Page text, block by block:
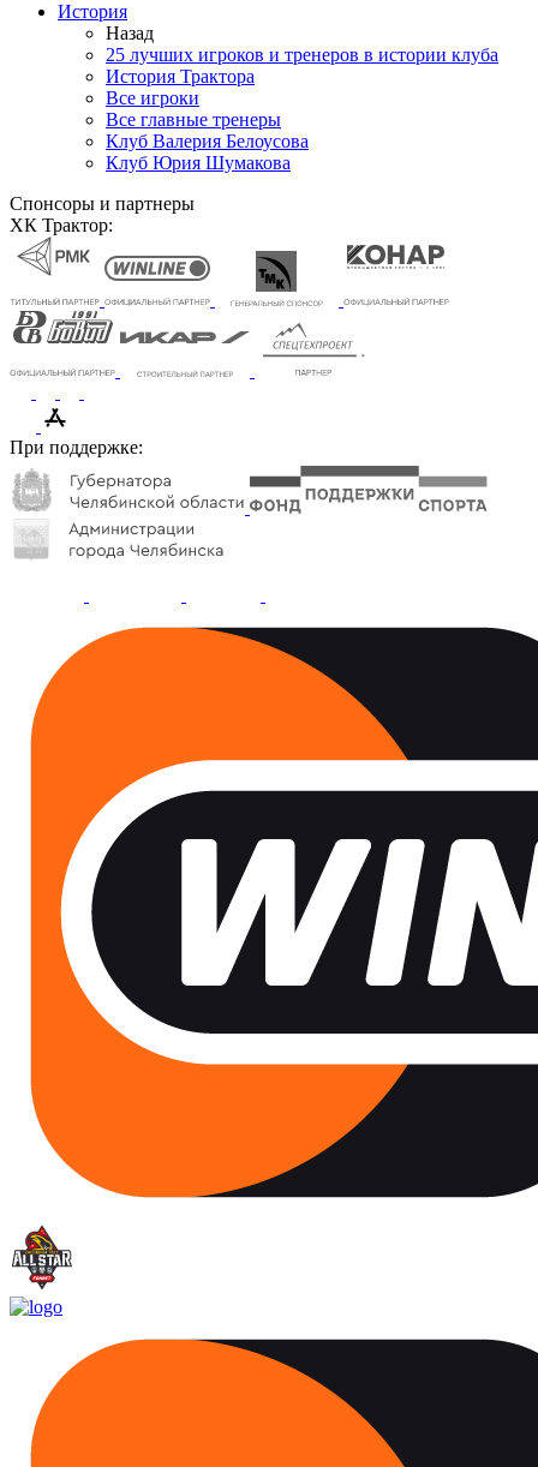
История
Назад
25 лучших игроков и тренеров в истории клуба
История Трактора
Все игроки
Все главные тренеры
Клуб Валерия Белоусова
Клуб Юрия Шумакова
Спонсоры и партнеры
ХК Трактор:
При поддержке: